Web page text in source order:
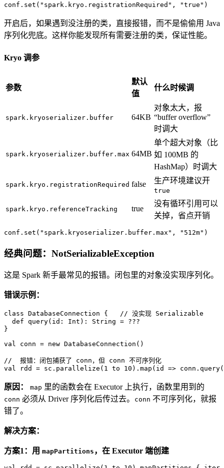
conf.set( "spark.kryo.registrationRequired" , "true" )
开启后，如果遇到没注册的类，直接报错，而不是偷偷用 Java
序列化兜底。这样你能发现所有需要注册的类，保证性能。
Kryo 调参
参数
默认
值
什么时候调
spark.kryoserializer.buffer 64KB
对象太大，报
“buffer overflow”
时调大
spark.kryoserializer.buffer.max 64MB
单个超大对象（比
如 100MB 的
HashMap）时调大
spark.kryo.registrationRequired false 生产环境建议开
true
spark.kryo.referenceTracking true
没有循环引用可以
关掉，省点开销
conf.set( "spark.kryoserializer.buffer.max" , "512m" )
经典问题：NotSerializableException
这是 Spark 新手最常见的报错。闭包里的对象没实现序列化。
错误示例：
class DatabaseConnection { // 没实现 Serializable
def query(id: Int ): String = ???
}
val conn = new DatabaseConnection ()
//  报错：闭包捕获了 conn，但 conn 不可序列化
val rdd = sc.parallelize( 1 to 10 ).map(id =>
原因： map 里的函数会在 Executor 上执行，函数里用到的
conn 必须从 Driver 序列化后传过去。 conn 不可序列化，就报
错了。
解决方案：
方案1：用 mapPartitions ，在 Executor 端创建